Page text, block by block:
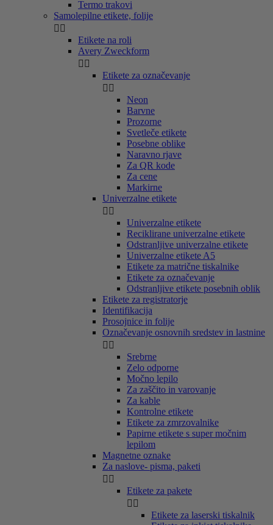
Termo trakovi
Samolepilne etikete, folije
 
Etikete na roli
Avery Zweckform
 
Etikete za označevanje
 
Neon
Barvne
Prozorne
Svetleče etikete
Posebne oblike
Naravno rjave
Za QR kode
Za cene
Markirne
Univerzalne etikete
 
Univerzalne etikete
Reciklirane univerzalne etikete
Odstranljive univerzalne etikete
Univerzalne etikete A5
Etikete za matrične tiskalnike
Etikete za označevanje
Odstranljive etikete posebnih oblik
Etikete za registratorje
Identifikacija
Prosojnice in folije
Označevanje osnovnih sredstev in lastnine
 
Srebrne
Zelo odporne
Močno lepilo
Za zaščito in varovanje
Za kable
Kontrolne etikete
Etikete za zmrzovalnike
Papirne etikete s super močnim
lepilom
Magnetne oznake
Za naslove- pisma, paketi
 
Etikete za pakete
 
Etikete za laserski tiskalnik